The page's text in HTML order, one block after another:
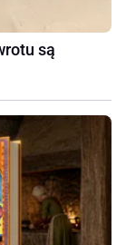
są